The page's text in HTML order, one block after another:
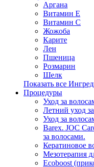
Аргана
Витамин Е
Витамин С
Жожоба
Карите
Лен
Пшеница
Розмарин
Шелк
Показать все
Процедуры
Уход за
Летний уход
Уход за
Barex. JOC
за волосами.
Кератиновое
Мезотерапия
Ecoboost